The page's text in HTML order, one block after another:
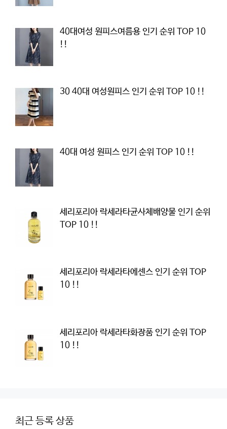
40대여성 원피스여름용 인기 순위 TOP 10
!!
30 40대 여성원피스 인기 순위 TOP 10 !!
40대 여성 원피스 인기 순위 TOP 10 !!
세리포리아 락세라타균사체배양물 인기 순위
TOP 10 !!
세리포리아 락세라타에센스 인기 순위 TOP
10 !!
세리포리아 락세라타화장품 인기 순위 TOP
10 !!
최근 등록 상품